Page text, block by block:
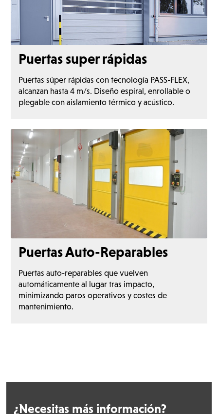
Puertas super rápidas
Puertas súper rápidas con tecnología PASS-FLEX,
alcanzan hasta 4 m/s. Diseño espiral, enrollable o
plegable con aislamiento térmico y acústico.
Puertas Auto-Reparables
Puertas auto-reparables que vuelven
automáticamente al lugar tras impacto,
minimizando paros operativos y costes de
mantenimiento.
¿Necesitas más información?